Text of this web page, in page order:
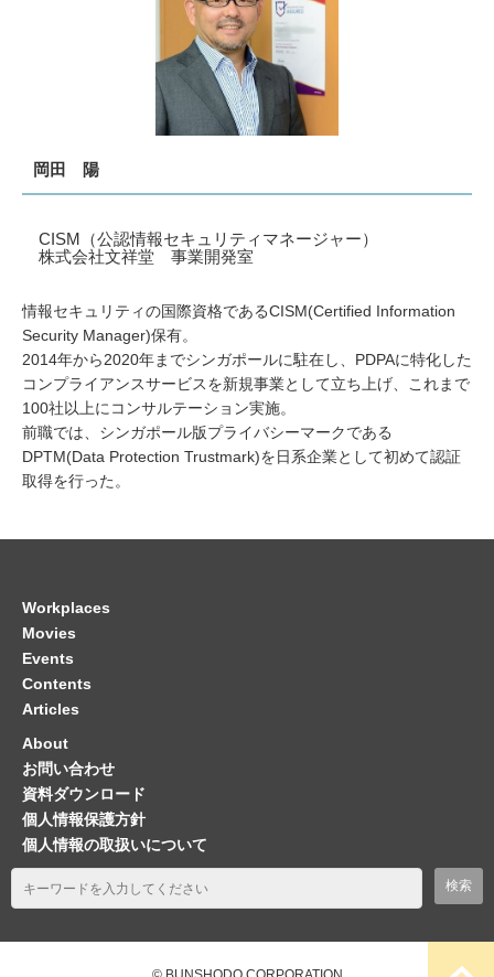
岡田 陽
CISM（公認情報セキュリティマネージャー）
株式会社文祥堂 事業開発室
情報セキュリティの国際資格であるCISM(Certified Information
Security Manager)保有。
2014年から2020年までシンガポールに駐在し、PDPAに特化した
コンプライアンスサービスを新規事業として立ち上げ、これまで
100社以上にコンサルテーション実施。
前職では、シンガポール版プライバシーマークである
DPTM(Data Protection Trustmark)を日系企業として初めて認証
取得を行った。
Workplaces
Movies
Events
Contents
Articles
About
お問い合わせ
資料ダウンロード
個人情報保護方針
個人情報の取扱いについて